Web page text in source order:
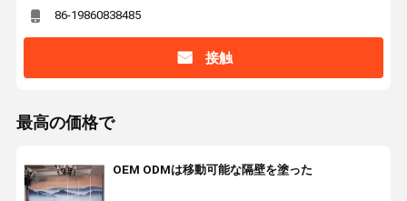
86-19860838485
接触
最高の価格で
OEM ODMは移動可能な隔壁を塗った